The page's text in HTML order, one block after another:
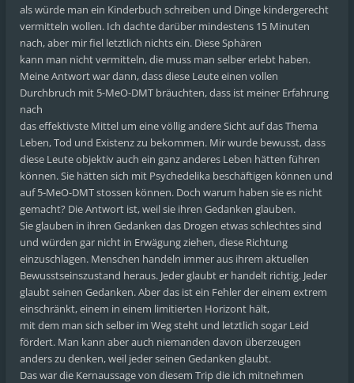
als würde man ein Kinderbuch schreiben und Dinge kindergerecht
vermitteln wollen. Ich dachte darüber mindestens 15 Minuten
nach, aber mir fiel letztlich nichts ein. Diese Sphären
kann man nicht vermitteln, die muss man selber erlebt haben.
Meine Antwort war dann, dass diese Leute einen vollen
Durchbruch mit 5-MeO-DMT bräuchten, dass ist meiner Erfahrung
nach
das effektivste Mittel um eine völlig andere Sicht auf das Thema
Leben, Tod und Existenz zu bekommen. Mir wurde bewusst, dass
diese Leute objektiv auch ein ganz anderes Leben hätten führen
können. Sie hätten sich mit Psychedelika beschäftigen können und
auf 5-MeO-DMT stossen können. Doch warum haben sie es nicht
gemacht? Die Antwort ist, weil sie ihren Gedanken glauben.
Sie glauben in ihren Gedanken das Drogen etwas schlechtes sind
und würden gar nicht in Erwägung ziehen, diese Richtung
einzuschlagen. Menschen handeln immer aus ihrem aktuellen
Bewusstseinszustand heraus. Jeder glaubt er handelt richtig. Jeder
glaubt seinen Gedanken. Aber das ist ein Fehler der einem extrem
einschränkt, einem in einem limitierten Horizont hält,
mit dem man sich selber im Weg steht und letztlich sogar Leid
fördert. Man kann aber auch niemanden davon überzeugen
anders zu denken, weil jeder seinen Gedanken glaubt.
Das war die Kernaussage von diesem Trip die ich mitnehmen